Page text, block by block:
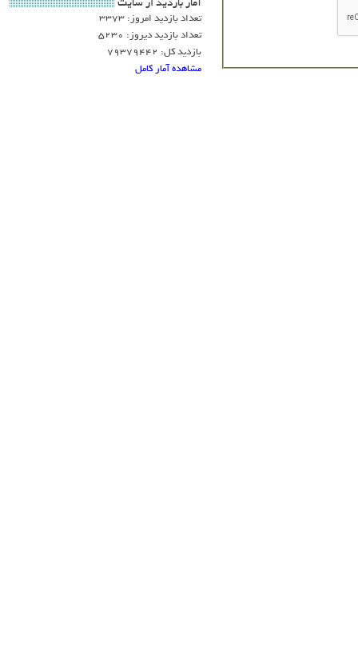
آمار بازديد از سايت
تعداد بازدید امروز: 3373
تعداد بازدید دیروز: 5230
بازدید کل: 79379442
مشاهده آمار کامل